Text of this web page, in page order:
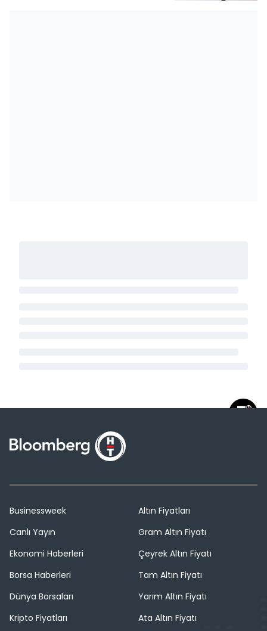
Businessweek
Canlı Yayın
Ekonomi Haberleri
Borsa Haberleri
Dünya Borsaları
Kripto Fiyatları
Altın Fiyatları
Gram Altın Fiyatı
Çeyrek Altın Fiyatı
Tam Altın Fiyatı
Yarım Altın Fiyatı
Ata Altın Fiyatı